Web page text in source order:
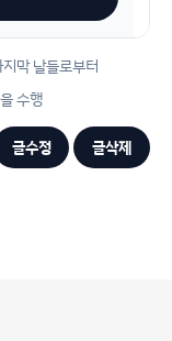
막 날들로부터
수행
글수정 글삭제